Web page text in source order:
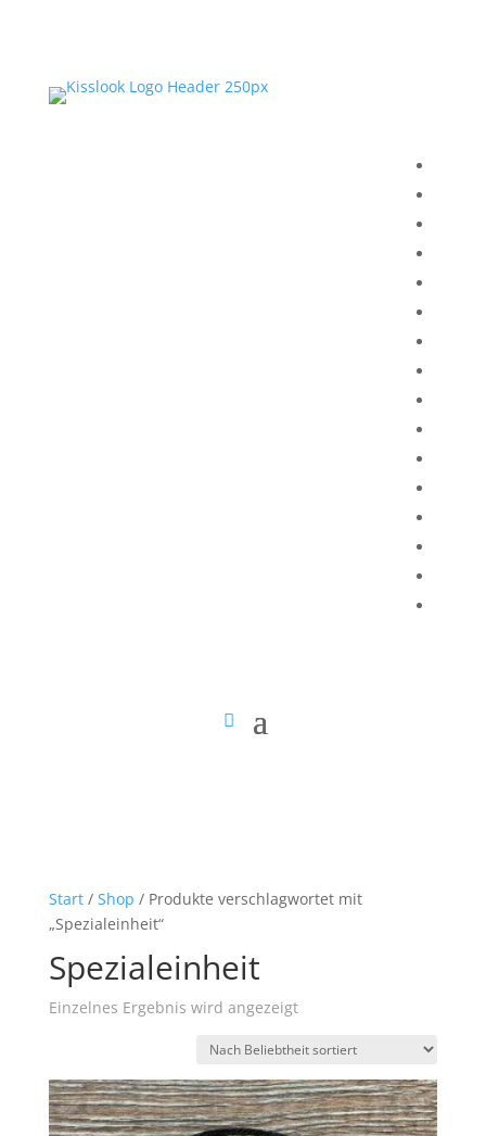
Start/ Shop / Produkte verschlagwortet mit
„Spezialeinheit“
Spezialeinheit
Einzelnes Ergebnis wird angezeigt